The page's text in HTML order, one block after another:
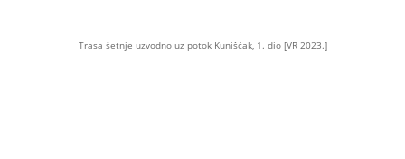
Trasa šetnje uzvodno uz potok Kuniščak, 1. dio [VR 2023.]